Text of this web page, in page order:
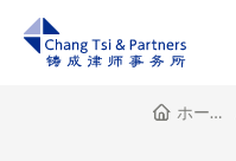
ホームページ